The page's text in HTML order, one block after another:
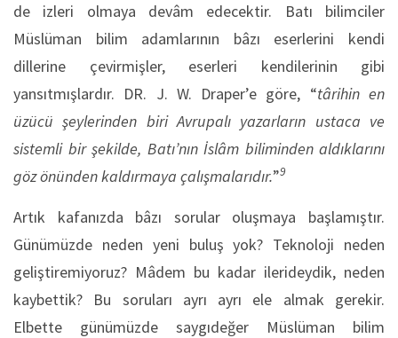
de izleri olmaya devâm edecektir. Batı bilimciler
Müslüman bilim adamlarının bâzı eserlerini kendi
dillerine çevirmişler, eserleri kendilerinin gibi
yansıtmışlardır. DR. J. W. Draper’e göre, “târihin en
üzücü şeylerinden biri Avrupalı yazarların ustaca ve
sistemli bir şekilde, Batı’nın İslâm biliminden aldıklarını
göz önünden kaldırmaya çalışmalarıdır.”9
Artık kafanızda bâzı sorular oluşmaya başlamıştır.
Günümüzde neden yeni buluş yok? Teknoloji neden
geliştiremiyoruz? Mâdem bu kadar ilerideydik, neden
kaybettik? Bu soruları ayrı ayrı ele almak gerekir.
Elbette günümüzde saygıdeğer Müslüman bilim